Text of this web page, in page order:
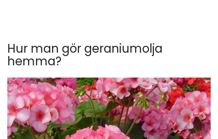
Hur man gör geraniumolja
hemma?